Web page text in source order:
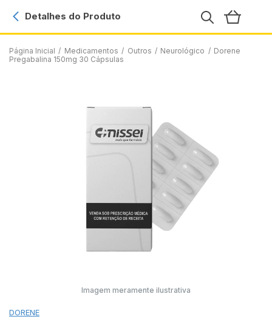
Página Inicial / Medicamentos / Outros / Neurológico / Dorene
Pregabalina 150mg 30 Cápsulas
Detalhes do Produto
Imagem meramente ilustrativa
DORENE